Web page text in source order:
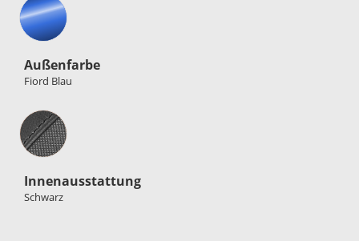
Außenfarbe
Fiord Blau
Innenausstattung
Innenausstattung
Schwarz